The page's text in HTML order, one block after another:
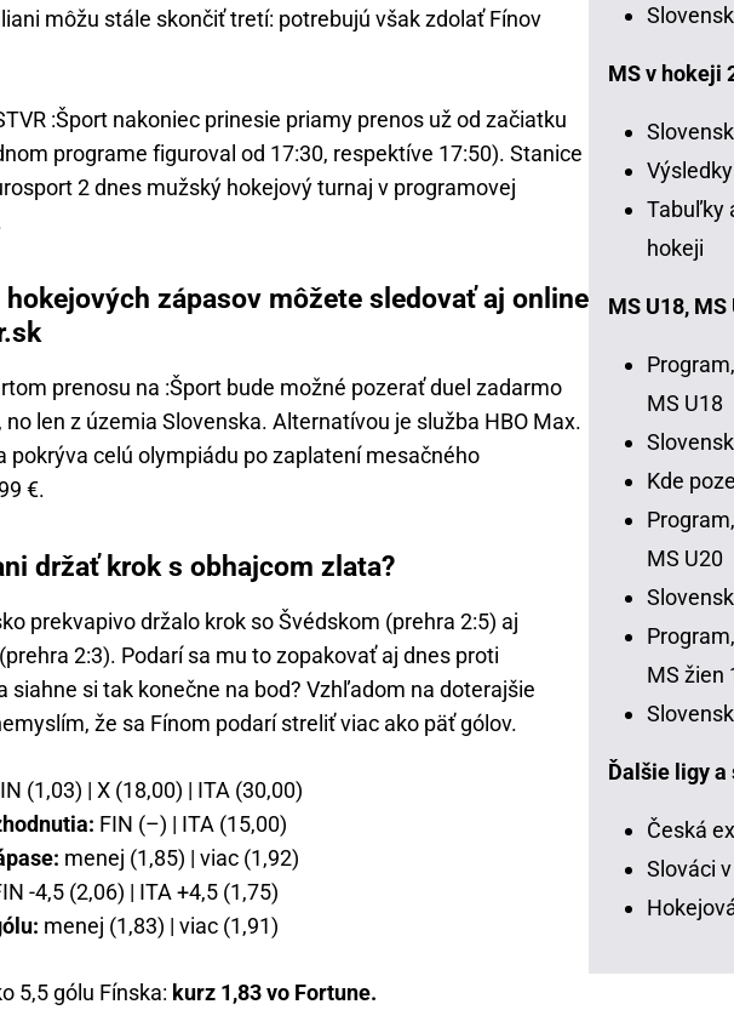
môžu stále skončiť tretí: potrebujú však zdolať Fínov
:Šport nakoniec prinesie priamy prenos už od začiatku
programe figuroval od 17:30, respektíve 17:50). Stanice
2 dnes mužský hokejový turnaj v programovej
zápasov môžete sledovať aj online
prenosu na :Šport bude možné pozerať duel zadarmo
, no len z územia Slovenska. Alternatívou je služba HBO Max.
pokrýva celú olympiádu po zaplatení mesačného
€.
držať krok s obhajcom zlata?
prekvapivo držalo krok so Švédskom (prehra 2:5) aj
(prehra 2:3). Podarí sa mu to zopakovať aj dnes proti
siahne si tak konečne na bod? Vzhľadom na doterajšie
že sa Fínom podarí streliť viac ako päť gólov.
(1,03) | X (18,00) | ITA (30,00)
FIN (–) | ITA (15,00)
menej (1,85) | viac (1,92)
-4,5 (2,06) | ITA +4,5 (1,75)
menej (1,83) | viac (1,91)
5,5 gólu Fínska: kurz 1,83 vo Fortune.
MS v hokeji
Tabuľky
hokeji
MS U18,
MS U18
Kde
MS U20
MS žien
Ďalšie ligy a
Česká
Slováci